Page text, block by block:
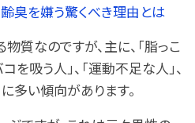
臭を嫌う驚くべき理由とは
質なのですが、主に、「脂っこ
を吸う人」、「運動不足な人」、
多い傾向があります。